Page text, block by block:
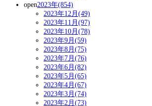
open2023年(854)
2023年12月(49)
2023年11月(97)
2023年10月(78)
2023年9月(59)
2023年8月(75)
2023年7月(76)
2023年6月(82)
2023年5月(65)
2023年4月(67)
2023年3月(74)
2023年2月(73)